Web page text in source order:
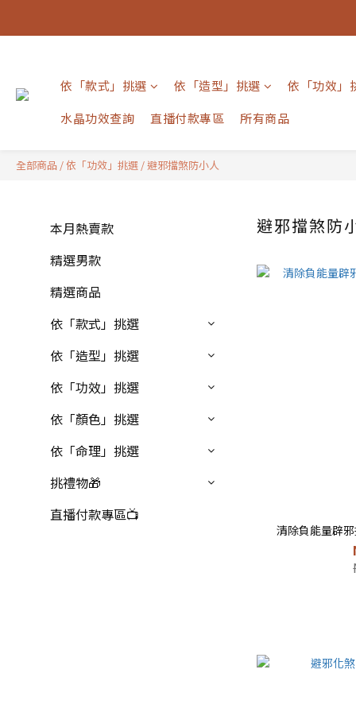
依「款式」挑選 依「造型」挑選
依「功效」
水晶功效查詢
直播付款專區 所有商品
全部商品 /依「功效」挑選 /避邪擋煞防小人
本月熱賣款
精選男款
精選商品
依「款式」挑選
依「造型」挑選
依「功效」挑選
依「顏色」挑選
依「命理」挑選
挑禮物🎁
直播付款專區📺
避邪擋煞防
清除負能量辟